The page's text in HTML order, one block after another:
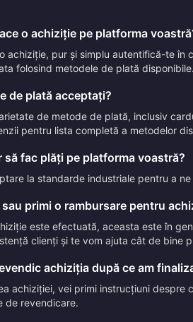
o achiziție pe platforma
achiziție, pur și simplu autentifică-te în
folosind metodele de plată disponibile.
de plată acceptați?
de metode de plată, inclusiv
pentru lista completă a metodelor
să fac plăți pe platforma voastră?
la standarde industriale pentru a
primi o rambursare pentru
este efectuată, aceasta este în
clienți și te vom ajuta cât de bine
achiziția după ce am
achiziției, vei primi instrucțiuni
de revendicare.